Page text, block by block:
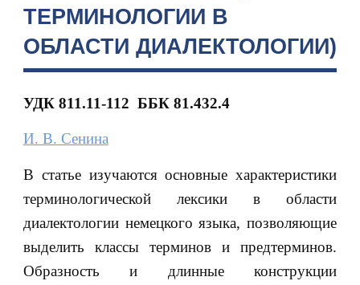
ТЕРМИНОЛОГИИ В
ОБЛАСТИ ДИАЛЕКТОЛОГИИ)
УДК 811.11-112 ББК 81.432.4
И. В. Сенина
В статье изучаются основные характеристики
терминологической лексики в области
диалектологии немецкого языка, позволяющие
выделить классы терминов и предтерминов.
Образность и длинные конструкции